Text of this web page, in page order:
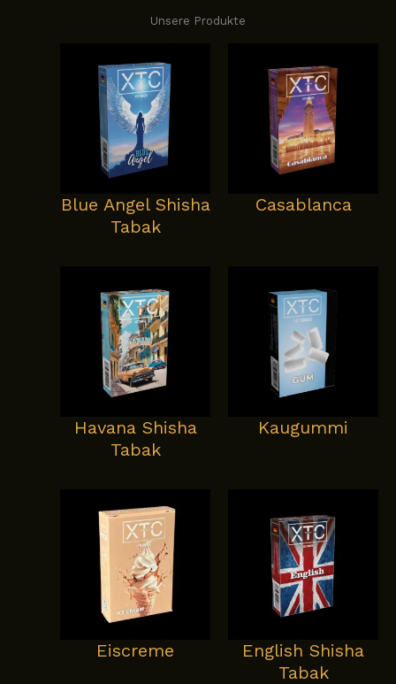
Unsere Produkte
Blue Angel Shisha
Tabak
Casablanca
Havana Shisha
Tabak
Kaugummi
Eiscreme
English Shisha
Tabak